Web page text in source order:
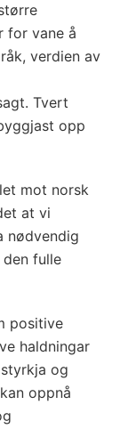
for vane å
verdien av
Tvert
opp
mot norsk
at vi
nødvendig
fulle
positive
haldningar
og
oppnå